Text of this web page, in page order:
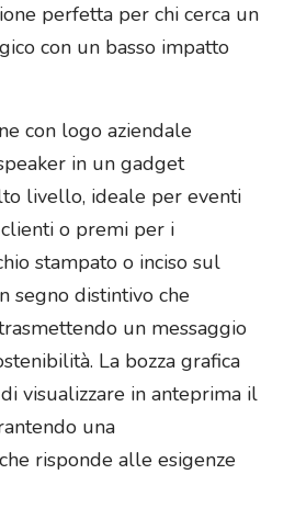
perfetta per chi cerca un
con un basso impatto
con logo aziendale
in un gadget
livello, ideale per eventi
o premi per i
stampato o inciso sul
segno distintivo che
un messaggio
La bozza grafica
visualizzare in anteprima il
una
risponde alle esigenze